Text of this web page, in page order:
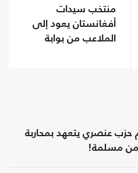
منتخب سيدات
أفغانستان يعود إلى
الملاعب من بوابة
حزب عنصري يتعهد بمحاربة
من مسلمة!